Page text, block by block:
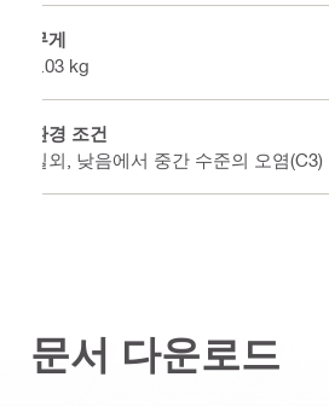
무게
8.03 kg
환경 조건
실외, 낮음에서 중간 수준의 오염(C3)
문서 다운로드